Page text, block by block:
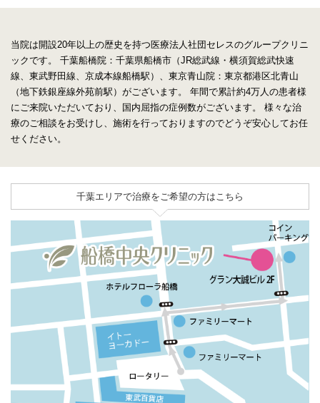
当院は開設20年以上の歴史を持つ医療法人社団セレスのグループクリニ
ックです。
千葉船橋院：千葉県船橋市（JR総武線・横須賀総武快速
線、東武野田線、京成本線船橋駅）、東京青山院：東京都港区北青山
（地下鉄銀座線外苑前駅）がございます。
年間で累計約4万人の患者様
にご来院いただいており、国内屈指の症例数がございます。
様々な治
療のご相談をお受けし、施術を行っておりますのでどうぞ安心してお任
せください。
千葉エリアで治療をご希望の方はこちら